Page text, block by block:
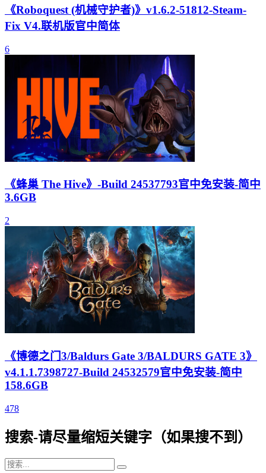
《Roboquest (机械守护者)》v1.6.2-51812-Steam-
Fix V4.联机版官中简体
6
《蜂巢 The Hive》-Build 24537793官中免安装-简中
3.6GB
2
《博德之门3/Baldurs Gate 3/BALDURS GATE 3》
v4.1.1.7398727-Build 24532579官中免安装-简中
158.6GB
478
搜索-请尽量缩短关键字（如果搜不到）